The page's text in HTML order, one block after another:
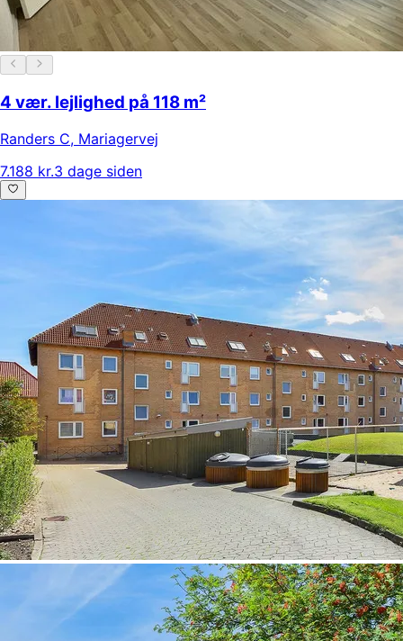
4 vær. lejlighed på 118 m²
Randers C, Mariagervej
7.188 kr.3 dage siden